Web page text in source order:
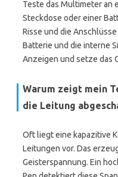
Teste das Multimeter an
Steckdose oder einer
Risse und die
Batterie und die interne
Anzeigen und setze das
Warum zeigt mein
die Leitung
Oft liegt eine kapazitive
Leitungen vor. Das
Geisterspannung. Ein